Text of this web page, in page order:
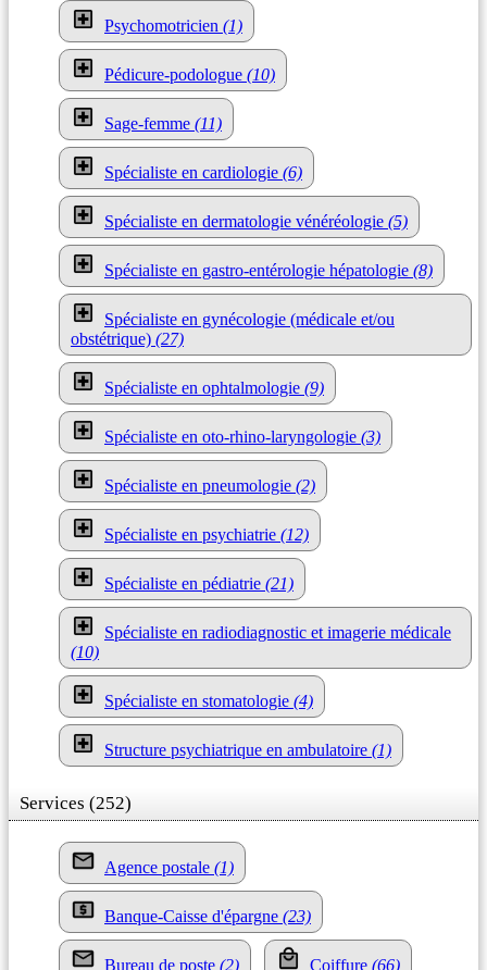
Psychomotricien (1)
Pédicure-podologue (10)
Sage-femme (11)
Spécialiste en cardiologie (6)
Spécialiste en dermatologie vénéréologie (5)
Spécialiste en gastro-entérologie hépatologie (8)
Spécialiste en gynécologie (médicale et/ou
obstétrique) (27)
Spécialiste en ophtalmologie (9)
Spécialiste en oto-rhino-laryngologie (3)
Spécialiste en pneumologie (2)
Spécialiste en psychiatrie (12)
Spécialiste en pédiatrie (21)
Spécialiste en radiodiagnostic et imagerie médicale
(10)
Spécialiste en stomatologie (4)
Structure psychiatrique en ambulatoire (1)
Services (252)
Agence postale (1)
Banque-Caisse d'épargne (23)
Bureau de poste (2) Coiffure (66)